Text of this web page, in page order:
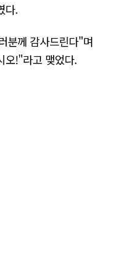
다.
분께 감사드린다"며
오!"라고 맺었다.